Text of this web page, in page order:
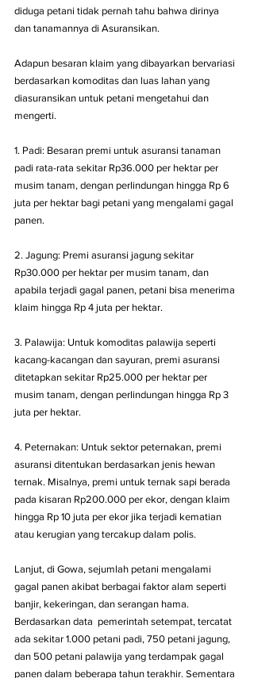
diduga petani tidak pernah tahu bahwa dirinya
dan tanamannya di Asuransikan.
Adapun besaran klaim yang dibayarkan bervariasi
berdasarkan komoditas dan luas lahan yang
diasuransikan untuk petani mengetahui dan
mengerti.
1. Padi: Besaran premi untuk asuransi tanaman
padi rata-rata sekitar Rp36.000 per hektar per
musim tanam, dengan perlindungan hingga Rp 6
juta per hektar bagi petani yang mengalami gagal
panen.
2. Jagung: Premi asuransi jagung sekitar
Rp30.000 per hektar per musim tanam, dan
apabila terjadi gagal panen, petani bisa menerima
klaim hingga Rp 4 juta per hektar.
3. Palawija: Untuk komoditas palawija seperti
kacang-kacangan dan sayuran, premi asuransi
ditetapkan sekitar Rp25.000 per hektar per
musim tanam, dengan perlindungan hingga Rp 3
juta per hektar.
4. Peternakan: Untuk sektor peternakan, premi
asuransi ditentukan berdasarkan jenis hewan
ternak. Misalnya, premi untuk ternak sapi berada
pada kisaran Rp200.000 per ekor, dengan klaim
hingga Rp 10 juta per ekor jika terjadi kematian
atau kerugian yang tercakup dalam polis.
Lanjut, di Gowa, sejumlah petani mengalami
gagal panen akibat berbagai faktor alam seperti
banjir, kekeringan, dan serangan hama.
Berdasarkan data  pemerintah setempat, tercatat
ada sekitar 1.000 petani padi, 750 petani jagung,
dan 500 petani palawija yang terdampak gagal
panen dalam beberapa tahun terakhir. Sementara